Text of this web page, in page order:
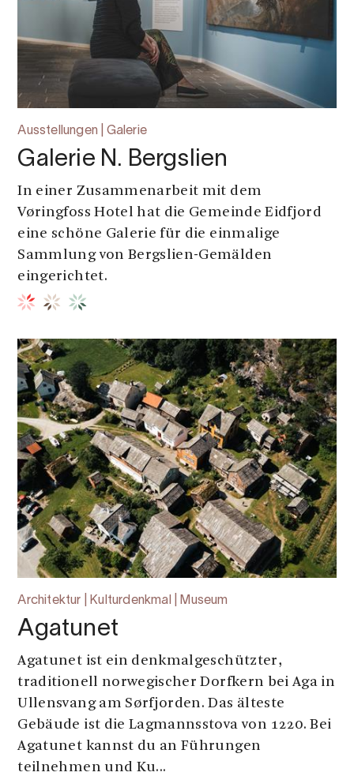
Ausstellungen | Galerie
Galerie N. Bergslien
In einer Zusammenarbeit mit dem
Vøringfoss Hotel hat die Gemeinde Eidfjord
eine schöne Galerie für die einmalige
Sammlung von Bergslien-Gemälden
eingerichtet.
Architektur | Kulturdenkmal | Museum
Agatunet
Agatunet ist ein denkmalgeschützter,
traditionell norwegischer Dorfkern bei Aga in
Ullensvang am Sørfjorden. Das älteste
Gebäude ist die Lagmannsstova von 1220. Bei
Agatunet kannst du an Führungen
teilnehmen und Ku...